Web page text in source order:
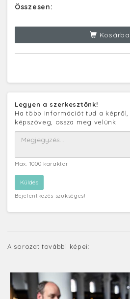
Összesen:
Kosárba
Legyen a szerkesztőnk!
Ha több információt tud a
képszöveg, ossza meg velünk!
Max. 1000 karakter
Bejelentkezés szükséges!
A sorozat további képei: